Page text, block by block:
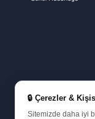
🔒 Çerezler &
Sitemizde daha iyi